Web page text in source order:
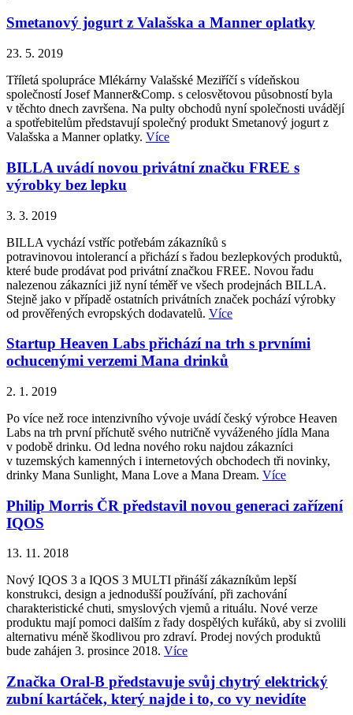
Smetanový jogurt z Valašska a Manner oplatky
23. 5. 2019
Tříletá spolupráce Mlékárny Valašské Meziříčí s vídeňskou
společností Josef Manner&Comp. s celosvětovou působností byla
v těchto dnech završena. Na pulty obchodů nyní společnosti uvádějí
a spotřebitelům představují společný produkt Smetanový jogurt z
Valašska a Manner oplatky. Více
BILLA uvádí novou privátní značku FREE s
výrobky bez lepku
3. 3. 2019
BILLA vychází vstříc potřebám zákazníků s
potravinovou intolerancí a přichází s řadou bezlepkových produktů,
které bude prodávat pod privátní značkou FREE. Novou řadu
nalezenou zákazníci již nyní téměř ve všech prodejnách BILLA.
Stejně jako v případě ostatních privátních značek pochází výrobky
od prověřených evropských dodavatelů. Více
Startup Heaven Labs přichází na trh s prvními
ochucenými verzemi Mana drinků
2. 1. 2019
Po více než roce intenzivního vývoje uvádí český výrobce Heaven
Labs na trh první příchutě svého nutričně vyváženého jídla Mana
v podobě drinku. Od ledna nového roku najdou zákazníci
v tuzemských kamenných i internetových obchodech tři novinky,
drinky Mana Sunlight, Mana Love a Mana Dream. Více
Philip Morris ČR představil novou generaci zařízení
IQOS
13. 11. 2018
Nový IQOS 3 a IQOS 3 MULTI přináší zákazníkům lepší
konstrukci, design a jednodušší používání, při zachování
charakteristické chuti, smyslových vjemů a rituálu. Nové verze
produktu mají pomoci dalším z řady dospělých kuřáků, aby si zvolili
alternativu méně škodlivou pro zdraví. Prodej nových produktů
bude zahájen 3. prosince 2018. Více
Značka Oral-B představuje svůj chytrý elektrický
zubní kartáček, který najde i to, co vy nevidíte